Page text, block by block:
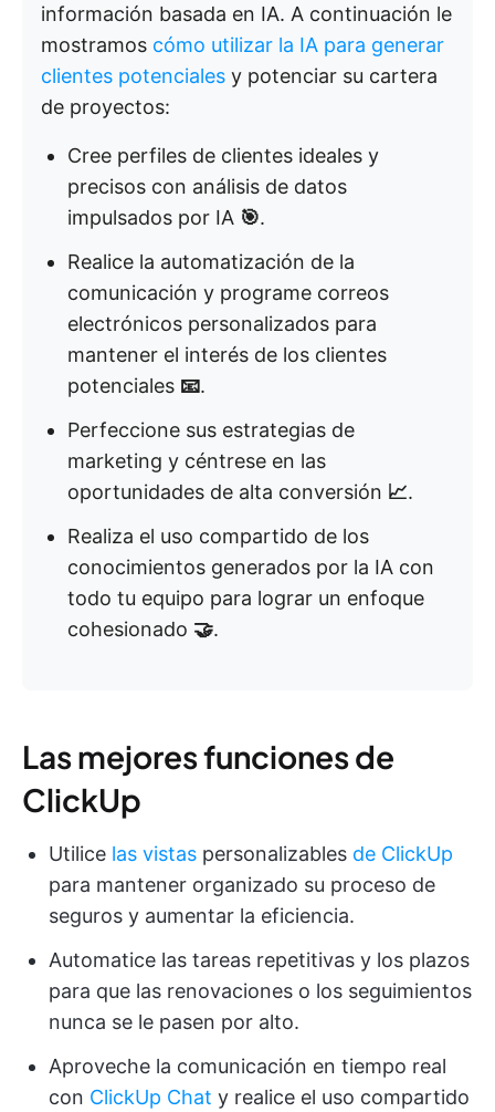
información basada en IA. A continuación le
mostramos cómo utilizar la IA para generar
clientes potenciales y potenciar su cartera
de proyectos:
Cree perfiles de clientes ideales y
precisos con análisis de datos
impulsados por IA 🎯.
Realice la automatización de la
comunicación y programe correos
electrónicos personalizados para
mantener el interés de los clientes
potenciales 📧.
Perfeccione sus estrategias de
marketing y céntrese en las
oportunidades de alta conversión 📈.
Realiza el uso compartido de los
conocimientos generados por la IA con
todo tu equipo para lograr un enfoque
cohesionado 🤝.
Las mejores funciones de
ClickUp
Utilice las vistas personalizables de ClickUp
para mantener organizado su proceso de
seguros y aumentar la eficiencia.
Automatice las tareas repetitivas y los plazos
para que las renovaciones o los seguimientos
nunca se le pasen por alto.
Aproveche la comunicación en tiempo real
con ClickUp Chat y realice el uso compartido